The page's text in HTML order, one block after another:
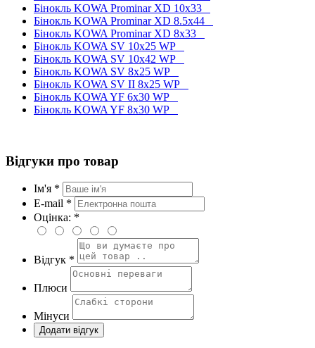
Бінокль KOWA Prominar XD 10x33
Бінокль KOWA Prominar XD 8.5x44
Бінокль KOWA Prominar XD 8x33
Бінокль KOWA SV 10x25 WP
Бінокль KOWA SV 10x42 WP
Бінокль KOWA SV 8x25 WP
Бінокль KOWA SV II 8x25 WP
Бінокль KOWA YF 6x30 WP
Бінокль KOWA YF 8x30 WP
Відгуки про товар
Ім'я *
E-mail *
Оцінка: *
Відгук *
Плюси
Мінуси